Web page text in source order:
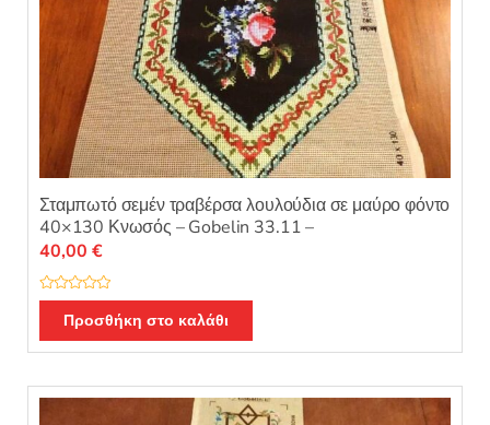
Σταμπωτό σεμέν τραβέρσα λουλούδια σε μαύρο φόντο
40×130 Κνωσός – Gobelin 33.11 –
Β
μ
ο
γ
40,00 €
Προσθήκη στο καλάθι